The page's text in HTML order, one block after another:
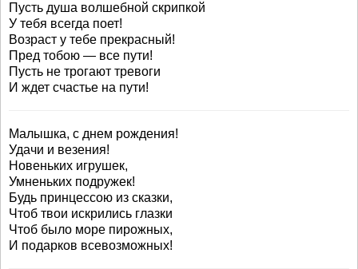
Пусть душа волшебной скрипкой
У тебя всегда поет!
Возраст у тебе прекрасный!
Пред тобою — все пути!
Пусть не трогают тревоги
И ждет счастье на пути!
Малышка, с днем рождения!
Удачи и везения!
Новеньких игрушек,
Умненьких подружек!
Будь принцессою из сказки,
Чтоб твои искрились глазки
Чтоб было море пирожных,
И подарков всевозможных!